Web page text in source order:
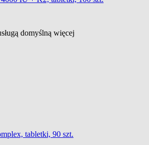
domyślną więcej
tabletki, 90 szt.